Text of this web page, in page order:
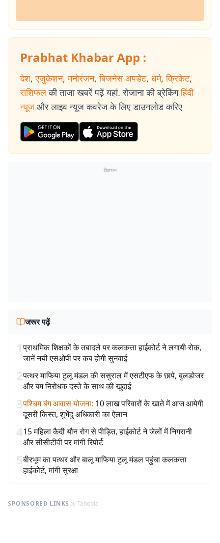
Prabhat Khabar App :
देश, एजुकेशन, मनोरंजन, बिजनेस अपडेट, धर्म, क्रिकेट,
राशिफल की ताजा खबरें पढ़ें यहां. रोजाना की ब्रेकिंग हिंदी
न्यूज और लाइव न्यूज कवरेज के लिए डाउनलोड करिए
विज्ञापन
जरूर पढ़ें
1प्राथमिक शिक्षकों के तबादले पर कलकत्ता हाईकोर्ट ने लगायी रोक,
जानें नयी एसओपी पर कब होगी सुनवाई
2पत्थर माफिया टुलू मंडल की ससुराल में एसटीएफ के छापे, बुलडोजर
और बम निरोधक दस्ते के साथ की खुदाई
3पश्चिम बंग आवास योजना: 10 लाख परिवारों के खाते में आज आयेगी
दूसरी किस्त, शुभेंदु अधिकारी का ऐलान
415 महिला कैदी यौन रोग से पीड़ित, हाईकोर्ट ने जेलों में निगरानी
और सीसीटीवी पर मांगी रिपोर्ट
5बीरभूम का पत्थर और बालू माफिया टुलू मंडल पहुंचा कलकत्ता
हाईकोर्ट, मांगी सुरक्षा
SPONSORED LINKSby Taboola